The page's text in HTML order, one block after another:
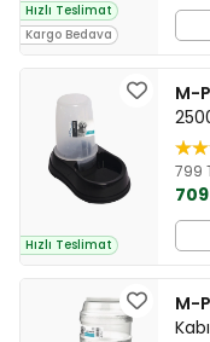
Hızlı Teslimat
Kargo Bedava
Hızlı Teslimat
M-
799
M-